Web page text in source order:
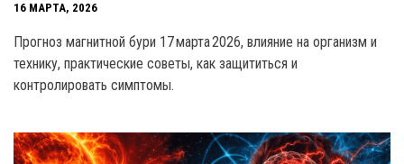
16 МАРТА, 2026
Прогноз магнитной бури 17 марта 2026, влияние на организм и
технику, практические советы, как защититься и
контролировать симптомы.